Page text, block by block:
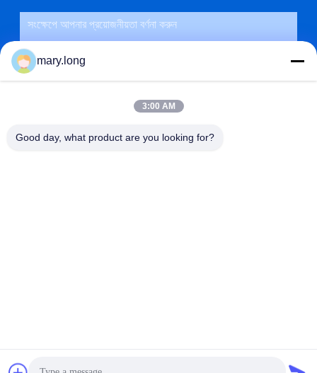
2026 ZOLYTECH MACHINERY CO., LTD . সমস্ত অধিকার
mary.long
3:00 AM
Good day, what product are you looking for?